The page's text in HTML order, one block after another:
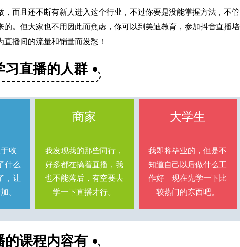
，而且还不断有新人进入这个行业，不过你要是没能掌握方法，不管
。但大家也不用因此而焦虑，你可以到 美迪教育 ，参加抖音直播培
直播间的流量和销量而发愁！
习直播的人群
收
什么
，让
。
商家
我发现我的那些同行，
好多都在搞着直播，我
也不能落后，有空要去
学一下直播才行。
大学生
我即将毕业的，但是不
知道自己以后做什么工
作好，现在先学一下比
较热门的东西吧。
的课程内容有